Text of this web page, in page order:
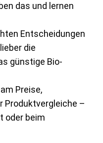
das und lernen
Entscheidungen
die
günstige Bio-
Preise,
Produktvergleiche –
oder beim